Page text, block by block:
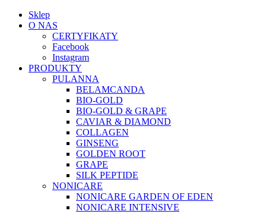
Sklep
O NAS
CERTYFIKATY
Facebook
Instagram
PRODUKTY
PULANNA
BELAMCANDA
BIO-GOLD
BIO-GOLD & GRAPE
CAVIAR & DIAMOND
COLLAGEN
GINSENG
GOLDEN ROOT
GRAPE
SILK PEPTIDE
NONICARE
NONICARE GARDEN OF EDEN
NONICARE INTENSIVE